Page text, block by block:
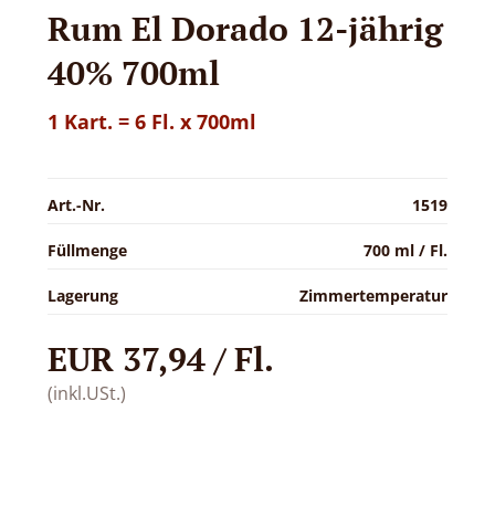
Rum El Dorado 12-jährig
40% 700ml
1 Kart. = 6 Fl. x 700ml
Art.-Nr. 1519
Füllmenge 700 ml / Fl.
Lagerung Zimmertemperatur
EUR 37,94 / Fl.
(inkl.USt.)